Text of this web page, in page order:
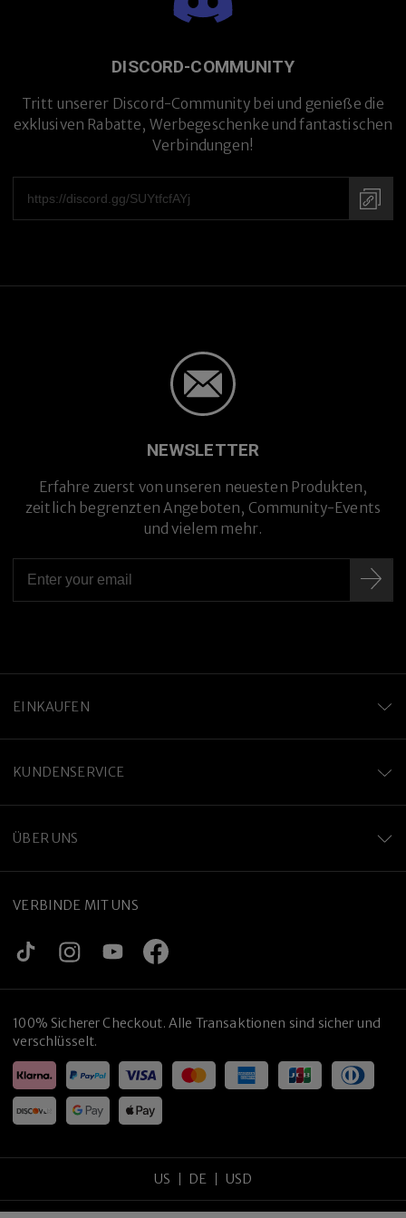
DISCORD-COMMUNITY
Tritt unserer Discord-Community bei und genieße die
exklusiven Rabatte, Werbegeschenke und fantastischen
Verbindungen!
NEWSLETTER
Erfahre zuerst von unseren neuesten Produkten,
zeitlich begrenzten Angeboten, Community-Events
und vielem mehr.
EINKAUFEN
KUNDENSERVICE
ÜBER UNS
VERBINDE MIT UNS
100% Sicherer Checkout. Alle Transaktionen sind sicher und
verschlüsselt.
US DE USD